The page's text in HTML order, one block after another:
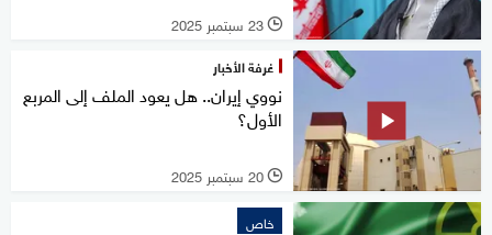
l 23 سبتمبر 2025
غرفة الأخبار
نووي إيران.. هل يعود الملف إلى المربع
الأول؟
l 20 سبتمبر 2025
خاص